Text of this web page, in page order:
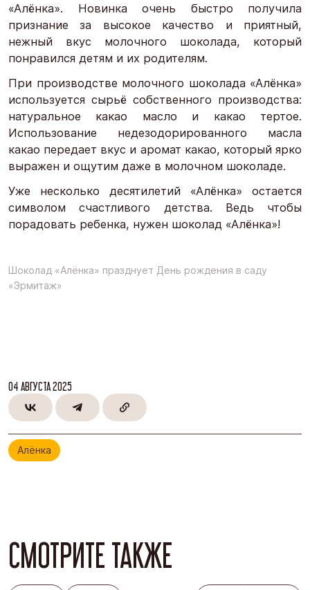
«Алёнка». Новинка очень быстро получила
признание за высокое качество и приятный,
нежный вкус молочного шоколада, который
понравился детям и их родителям.
При производстве молочного шоколада «Алёнка»
используется сырьё собственного производства:
натуральное какао масло и какао тертое.
Использование недезодорированного масла
какао передает вкус и аромат какао, который ярко
выражен и ощутим даже в молочном шоколаде.
Уже несколько десятилетий «Алёнка» остается
символом счастливого детства. Ведь чтобы
порадовать ребенка, нужен шоколад «Алёнка»!
Шоколад «Алёнка» празднует День рождения в саду
«Эрмитаж»
Алёнка
04 АВГУСТА 2025
СМОТРИТЕ ТАКЖЕ